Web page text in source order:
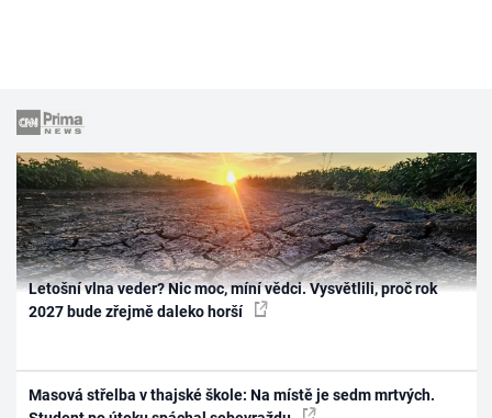
Letošní vlna veder? Nic moc, míní vědci. Vysvětlili, proč rok
2027 bude zřejmě daleko horší
Masová střelba v thajské škole: Na místě je sedm mrtvých.